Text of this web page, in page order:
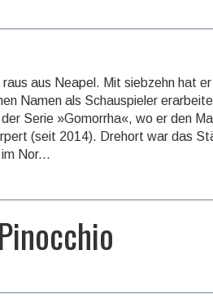
aus Neapel. Mit siebzehn hat er
Namen als Schau­spieler
Serie »Gomorrha«, wo er den
(seit 2014). Drehort war das
Nor...